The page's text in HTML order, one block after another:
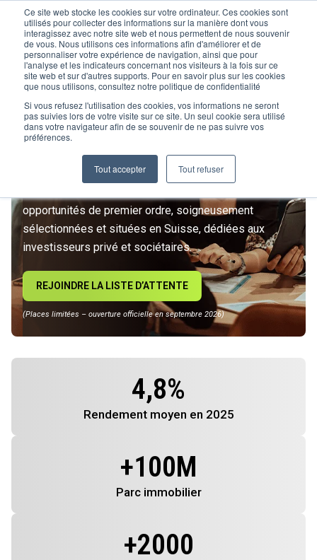
Ce site web stocke les cookies sur votre ordinateur. Ces cookies sont
utilisés pour collecter des informations sur la manière dont vous
interagissez avec notre site web et nous permettent de nous souvenir
de vous. Nous utilisons ces informations afin d'améliorer et de
personnaliser votre expérience de navigation, ainsi que pour
l'analyse et les indicateurs concernant nos visiteurs à la fois sur ce
site web et sur d'autres supports. Pour en savoir plus sur les cookies
que nous utilisons, consultez notre politique de confidentialité
Si vous refusez l'utilisation des cookies, vos informations ne seront
pas suivies lors de votre visite sur ce site. Un seul cookie sera utilisé
dans votre navigateur afin de se souvenir de ne pas suivre vos
préférences.
Tout accepter Tout refuser
L’IMMOBILIER
D’INVESTISSEMENT ENTRE
DANS UNE NOUVELLE ÈRE
Rejoignez le premier club privé d'investissement
opportunités de premier ordre, soigneusement
sélectionnées et situées en Suisse, dédiées aux
investisseurs privé et sociétaires.
REJOINDRE LA LISTE D’ATTENTE
(Places limitées – ouverture officielle en septembre 2026)
4,8%
Rendement moyen en 2025
+100M
Parc immobilier
+2000